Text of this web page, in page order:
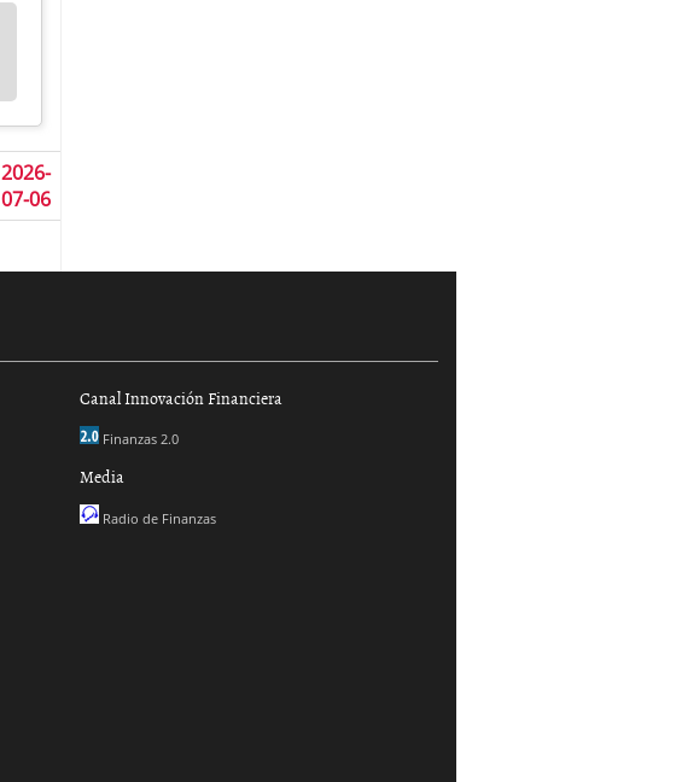
2026-
07-06
Canal Innovación Financiera
Finanzas 2.0
Media
Radio de Finanzas